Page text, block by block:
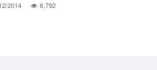
2014 6,792